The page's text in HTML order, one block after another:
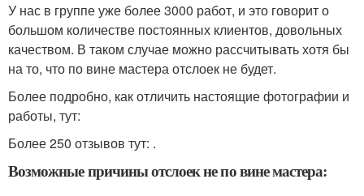
У нас в группе уже более 3000 работ, и это говорит о
большом количестве постоянных клиентов, довольных
качеством. В таком случае можно рассчитывать хотя бы
на то, что по вине мастера отслоек не будет.
Более подробно, как отличить настоящие фотографии и
работы, тут:
Более 250 отзывов тут: .
Возможные причины отслоек не по вине мастера: